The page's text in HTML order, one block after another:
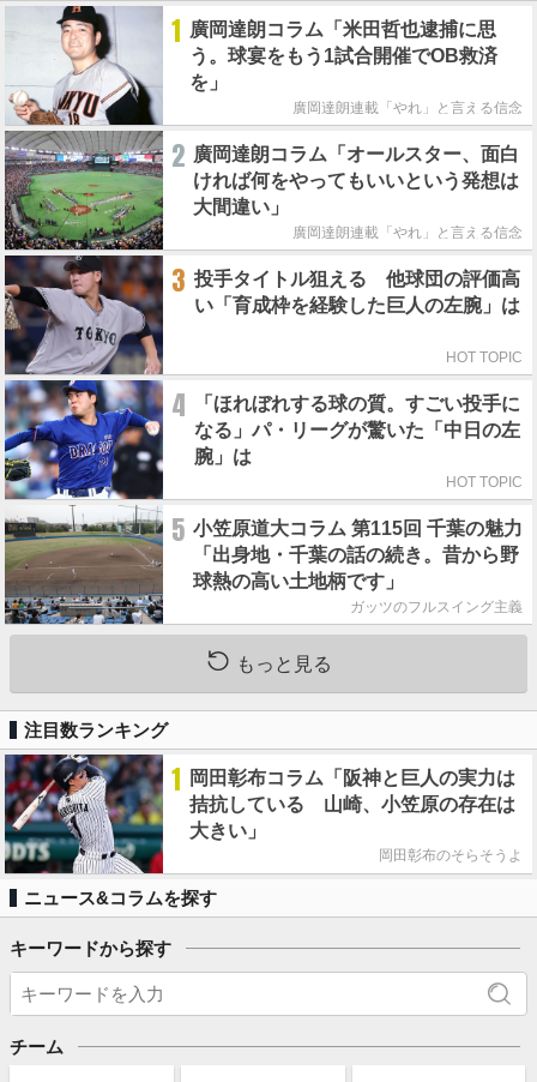
1 廣岡達朗コラム「米田哲也逮捕に思
う。球宴をもう1試合開催でOB救済
を」
廣岡達朗連載「やれ」と言える信念
2 廣岡達朗コラム「オールスター、面白
ければ何をやってもいいという発想は
大間違い」
廣岡達朗連載「やれ」と言える信念
3 投手タイトル狙える 他球団の評価高
い「育成枠を経験した巨人の左腕」は
HOT TOPIC
4
「ほれぼれする球の質。すごい投手に
なる」パ・リーグが驚いた「中日の左
腕」は
HOT TOPIC
5 小笠原道大コラム 第115回 千葉の魅力
「出身地・千葉の話の続き。昔から野
球熱の高い土地柄です」
ガッツのフルスイング主義
もっと見る
注目数ランキング
1
岡田彰布コラム「阪神と巨人の実力は
拮抗している 山崎、小笠原の存在は
大きい」
岡田彰布のそらそうよ
ニュース&コラムを探す
キーワードから探す
チーム